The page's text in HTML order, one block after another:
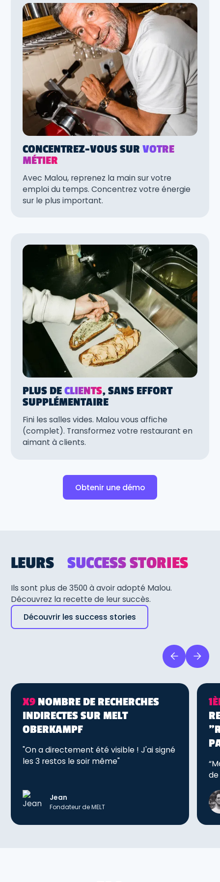
CONCENTREZ-VOUS SUR VOTRE
MÉTIER
Avec Malou, reprenez la main sur votre
emploi du temps. Concentrez votre énergie
sur le plus important.
PLUS DECLIENTS, SANS EFFORT
SUPPLÉMENTAIRE
Fini les salles vides. Malou vous affiche
(complet). Transformez votre restaurant en
aimant à clients.
Obtenir une démo
LEURS SUCCESS STORIES
Ils sont plus de 3500 à avoir adopté Malou.
Découvrez la recette de leur succès.
Découvrir les success stories
X9 NOMBRE DE RECHERCHES
INDIRECTES SUR MELT
OBERKAMPF
"On a directement été visible ! J'ai signé
les 3 restos le soir même"
Jean
Fondateur de MELT
de